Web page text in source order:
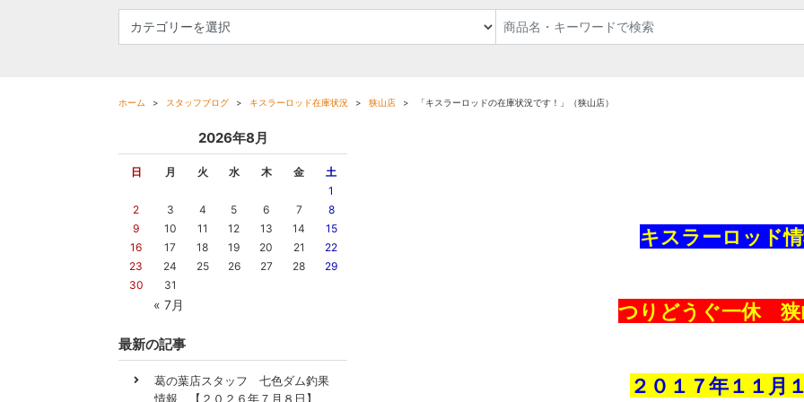
ホーム スタッフブログ キスラーロッド在庫状況 狭山店 「キスラーロッドの在庫状況です！」（狭山店）
キスラーロッド
つりどうぐ一休 狭
２０１７年１１ 月
2026年8月
日 月 火 水 木 金 土
« 7月
1
2
3 4 5 6 7
8
9
10 11 12 13 14
15
16
17 18 19 20 21
22
23
24 25 26 27 28
29
30
31
最新の記事
葛の葉店スタッフ 七色ダム釣果
情報 【２０２６年７月８日】